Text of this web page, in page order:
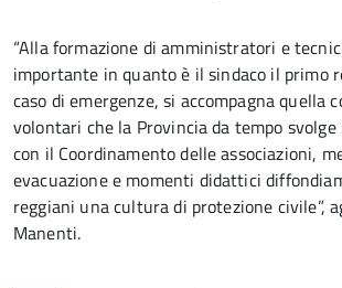
“Alla formazione di amministratori e
importante in quanto è il sindaco il primo
caso di emergenze, si accompagna quella
volontari che la Provincia da tempo
con il Coordinamento delle associazioni,
evacuazione e momenti didattici
reggiani una cultura di protezione civile”,
Manenti.